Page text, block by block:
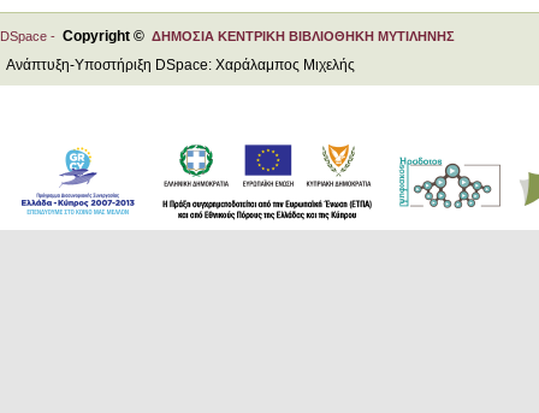
DSpace - Copyright © ΔΗΜΟΣΙΑ ΚΕΝΤΡΙΚΗ ΒΙΒΛΙΟΘΗΚΗ ΜΥΤΙΛΗΝΗΣ
Ανάπτυξη-Υποστήριξη DSpace: Χαράλαμπος Μιχελής